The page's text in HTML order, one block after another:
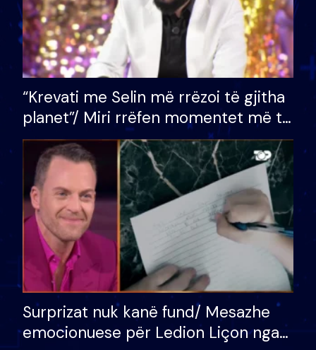
“Krevati me Selin më rrëzoi të gjitha
planet”/ Miri rrëfen momentet më të
bukura në shtëpinë e BB VIP: Do më
mungojë zilja e mëngjesit kur…
Surprizat nuk kanë fund/ Mesazhe
emocionuese për Ledion Liçon nga